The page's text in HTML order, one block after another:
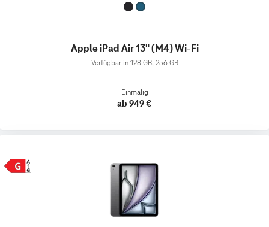
Apple iPad Air 13" (M4) Wi-Fi
Verfügbar in 128 GB, 256 GB
Einmalig
ab 949 €